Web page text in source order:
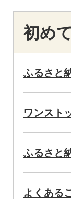
初め
ふるさと
ワンスト
ふるさと
よくある